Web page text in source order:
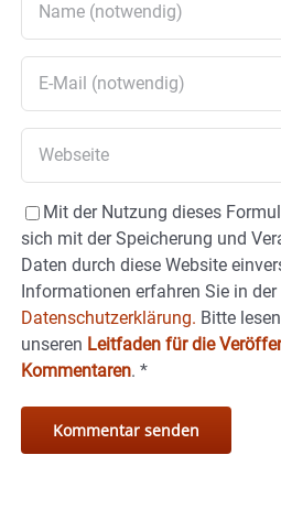
Mit der Nutzung dieses
sich mit der Speicherung und
Daten durch diese Website
Informationen erfahren Sie in der
Datenschutzerklärung. Bitte
unseren Leitfaden für die
Kommentaren. *